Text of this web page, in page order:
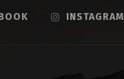
INSTAGRAM